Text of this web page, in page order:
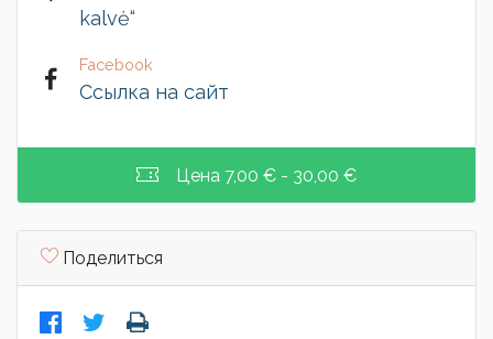
kalvė“
Facebook
Ссылка на сайт
Цена 7,00 € - 30,00 €
Поделиться